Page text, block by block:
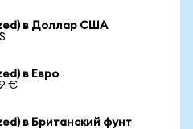
в Доллар США
в Евро
€
в Британский фунт